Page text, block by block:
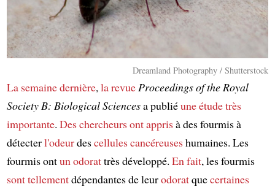
Dreamland Photography / Shutterstock
La semaine dernière,la revueProceedings of the Royal
Society B: Biological Sciencesa publiéune étude très
importante. Des chercheursont apprisà des fourmis à
détecterl'odeurdescellules cancéreuseshumaines. Les
fourmis ontun odorattrès développé. En fait, les fourmis
sont tellementdépendantes de leurodoratquecertaines